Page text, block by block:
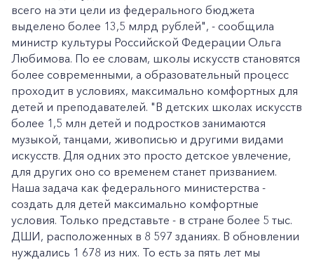
всего на эти цели из федерального бюджета
выделено более 13,5 млрд рублей", - сообщила
министр культуры Российской Федерации Ольга
Любимова. По ее словам, школы искусств становятся
более современными, а образовательный процесс
проходит в условиях, максимально комфортных для
детей и преподавателей. "В детских школах искусств
более 1,5 млн детей и подростков занимаются
музыкой, танцами, живописью и другими видами
искусств. Для одних это просто детское увлечение,
для других оно со временем станет призванием.
Наша задача как федерального министерства -
создать для детей максимально комфортные
условия. Только представьте - в стране более 5 тыс.
ДШИ, расположенных в 8 597 зданиях. В обновлении
нуждались 1 678 из них. То есть за пять лет мы